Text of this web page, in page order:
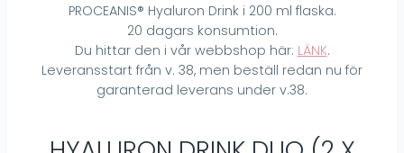
PROCEANIS® Hyaluron Drink i 200 ml flaska.
20 dagars konsumtion.
Du hittar den i vår webbshop här: LÄNK.
Leveransstart från v. 38, men beställ redan nu för
garanterad leverans under v.38.